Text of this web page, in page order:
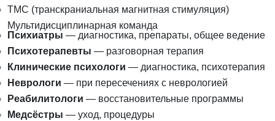
ТМС (транскраниальная магнитная стимуляция)
Мультидисциплинарная команда
Психиатры — диагностика, препараты, общее ведение
Психотерапевты — разговорная терапия
Клинические психологи — диагностика, психотерапия
Неврологи — при пересечениях с неврологией
Реабилитологи — восстановительные программы
Медсёстры — уход, процедуры